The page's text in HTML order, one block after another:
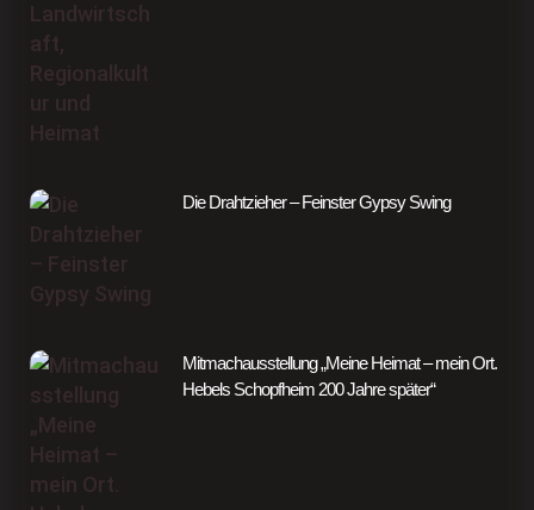
Die Drahtzieher – Feinster Gypsy Swing
Mitmachausstellung „Meine Heimat – mein Ort.
Hebels Schopfheim 200 Jahre später“